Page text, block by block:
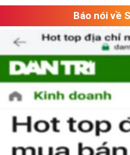
Báo nói về